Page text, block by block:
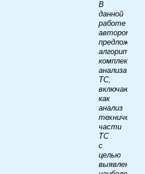
В
данной
работе
автором
предложен
алгоритм
анализа
ТС,
включающий
как
анализ
технической
части
ТС
с
целью
выявления